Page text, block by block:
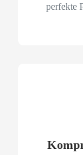
perfekte